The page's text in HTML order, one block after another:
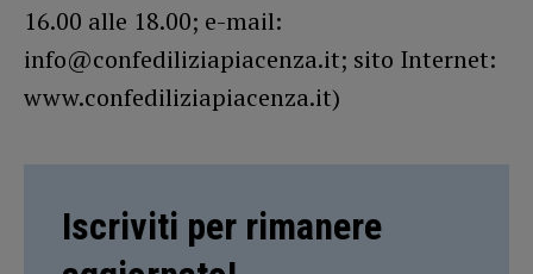
16.00 alle 18.00; e-mail:
info@confediliziapiacenza.it; sito Internet:
www.confediliziapiacenza.it)
Iscriviti per rimanere